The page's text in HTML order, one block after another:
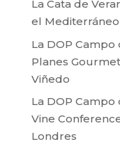
La Cata de
el Mediterráneo
La DOP
Planes
Viñedo
La DOP
Vine
Londres